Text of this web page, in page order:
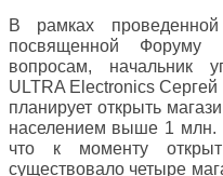
В рамках
посвященной
вопросам, начальник
ULTRA ElectronicsСергей
планирует открыть
населением выше 1 млн.
что к моменту
существовало четыре